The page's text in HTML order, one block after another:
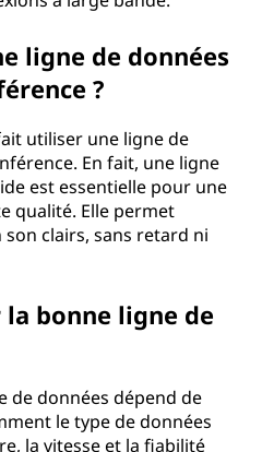
ligne de données
?
utiliser une ligne de
En fait, une ligne
est essentielle pour une
qualité. Elle permet
clairs, sans retard ni
bonne ligne de
de données dépend de
le type de données
la vitesse et la fiabilité